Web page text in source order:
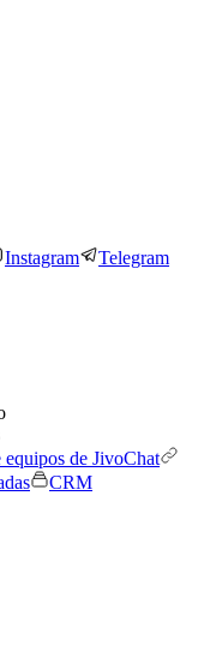
Instagram Telegram
equipos de JivoChat
CRM